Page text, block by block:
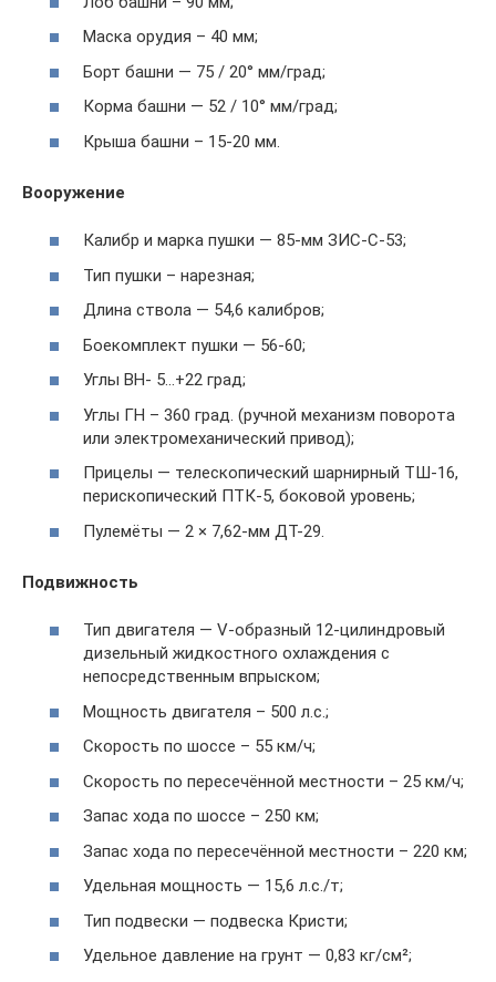
Маска орудия – 40 мм;
Борт башни — 75 / 20° мм/град;
Корма башни — 52 / 10° мм/град;
Крыша башни – 15-20 мм.
Вооружение
Калибр и марка пушки — 85-мм ЗИС-С-53;
Тип пушки – нарезная;
Длина ствола — 54,6 калибров;
Боекомплект пушки — 56-60;
Углы ВН- 5…+22 град;
Углы ГН – 360 град. (ручной механизм поворота
или электромеханический привод);
Прицелы — телескопический шарнирный ТШ-16,
перископический ПТК-5, боковой уровень;
Пулемёты — 2 × 7,62-мм ДТ-29.
Подвижность
Тип двигателя — V-образный 12-цилиндровый
дизельный жидкостного охлаждения с
непосредственным впрыском;
Мощность двигателя – 500 л.с.;
Скорость по шоссе – 55 км/ч;
Скорость по пересечённой местности – 25 км/ч;
Запас хода по шоссе – 250 км;
Запас хода по пересечённой местности – 220 км;
Удельная мощность — 15,6 л.с./т;
Тип подвески — подвеска Кристи;
Удельное давление на грунт — 0,83 кг/см²;